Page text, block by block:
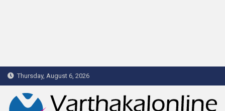
Skip
to
content
Thursday, August 6, 2026